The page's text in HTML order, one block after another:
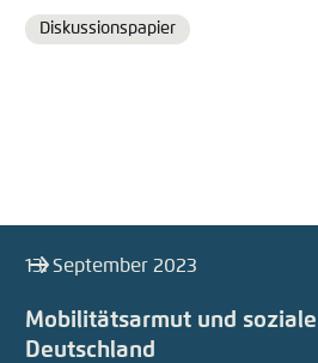
Format
Diskussionspapier
13. September 2023
Mobilitätsarmut und
Deutschland